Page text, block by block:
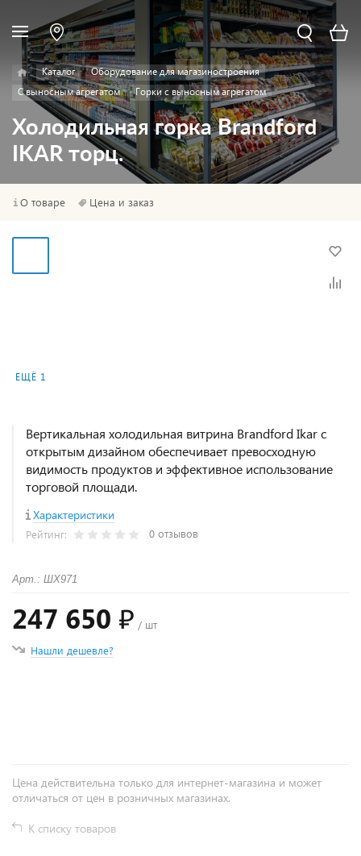
Каталог
Оборудование для магазиностроения
С выносным агрегатом
Горки с выносным агрегатом
Холодильная горка Brandford
IKAR торц.
О товаре Цена и заказ
ЕЩЁ 1
Вертикальная холодильная витрина Brandford Ikar с
открытым дизайном обеспечивает превосходную
видимость продуктов и эффективное использование
торговой площади.
Характеристики
Рейтинг: 0 отзывов
Арт.: ШХ971
247 650 ₽ / шт
Нашли дешевле?
Цена действительна только для интернет-магазина и может
отличаться от цен в розничных магазинах.
К списку товаров